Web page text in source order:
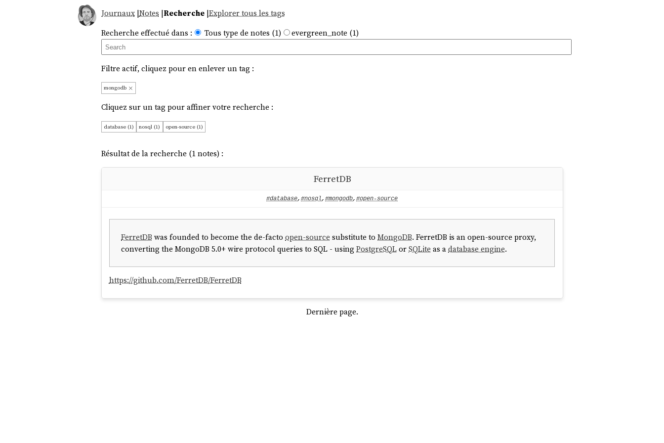
Journaux|Notes |Recherche|Explorer tous les tags
Recherche effectué dans :
Tous type de notes (1) evergreen_note (1)
Filtre actif, cliquez pour en enlever un tag :
mongodb
Cliquez sur un tag pour affiner votre recherche :
database (1) nosql (1) open-source (1)
Résultat de la recherche (1 notes) :
FerretDB
#database, #nosql, #mongodb, #open-source
FerretDB was founded to become the de-factoopen-source substitute toMongoDB. FerretDB is an open-source proxy,
converting the MongoDB 5.0+ wire protocol queries to SQL - usingPostgreSQLorSQLite as adatabase engine.
https://github.com/FerretDB/FerretDB
Dernière page.